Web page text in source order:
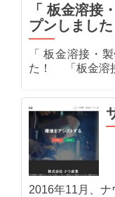
「 板金溶接
プンしました
「 板金溶接・
た！ 「板金溶
2016年11月、